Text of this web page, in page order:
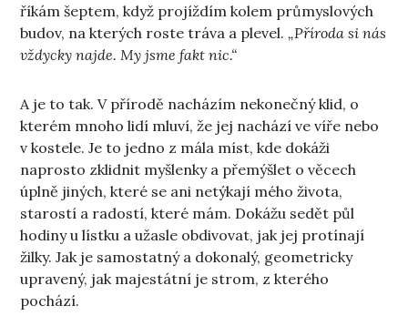
říkám šeptem, když projíždím kolem průmyslových
budov, na kterých roste tráva a plevel. „Příroda si nás
vždycky najde. My jsme fakt nic.“
A je to tak. V přírodě nacházím nekonečný klid, o
kterém mnoho lidí mluví, že jej nachází ve víře nebo
v kostele. Je to jedno z mála míst, kde dokáži
naprosto zklidnit myšlenky a přemýšlet o věcech
úplně jiných, které se ani netýkají mého života,
starostí a radostí, které mám. Dokážu sedět půl
hodiny u lístku a užasle obdivovat, jak jej protínají
žilky. Jak je samostatný a dokonalý, geometricky
upravený, jak majestátní je strom, z kterého
pochází.